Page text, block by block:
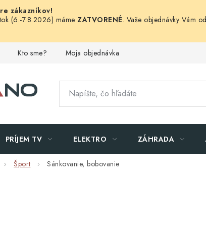
(6.-7.8.2026) máme ZATVORENÉ. Vaše objednávky Vám
Kto sme? Moja objednávka
PRÍJEM TV ELEKTRO ZÁHRADA
Šport Sánkovanie, bobovanie